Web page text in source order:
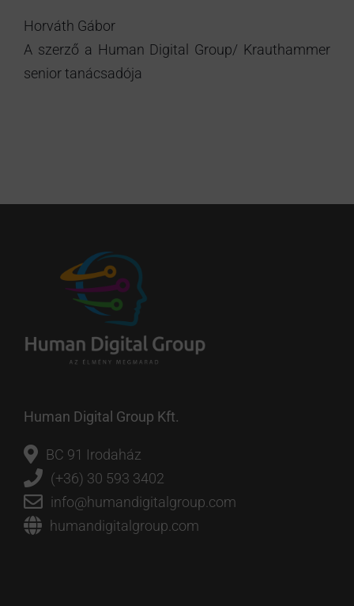
Horváth Gábor
A szerző a Human Digital Group/ Krauthammer
senior tanácsadója
Human Digital Group Kft.
BC 91 Irodaház
(+36) 30 593 3402
info@humandigitalgroup.com
humandigitalgroup.com